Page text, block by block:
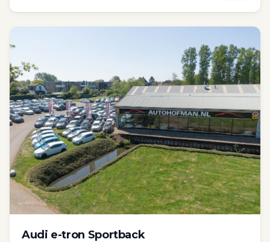
Audi e-tron Sportback